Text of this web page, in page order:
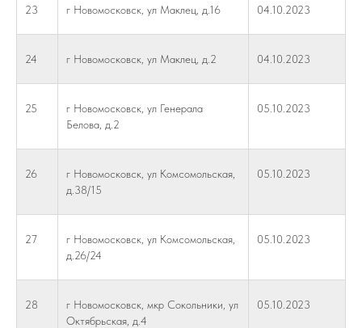
23 г Новомосковск, ул Маклец, д.16 04.10.2023
24 г Новомосковск, ул Маклец, д.2 04.10.2023
25
г Новомосковск, ул Генерала
Белова, д.2
05.10.2023
26
г Новомосковск, ул Комсомольская,
д.38/15
05.10.2023
27
г Новомосковск, ул Комсомольская,
д.26/24
05.10.2023
28
г Новомосковск, мкр Сокольники, ул
Октябрьская, д.4
05.10.2023